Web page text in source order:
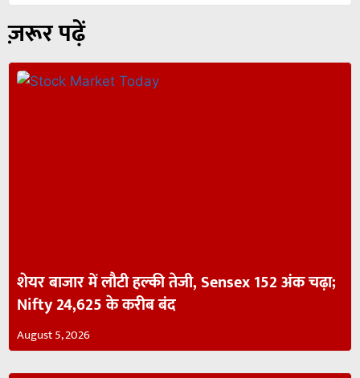
ज़रूर पढ़ें
शेयर बाजार में लौटी हल्की तेजी, Sensex 152 अंक चढ़ा;
Nifty 24,625 के करीब बंद
August 5, 2026